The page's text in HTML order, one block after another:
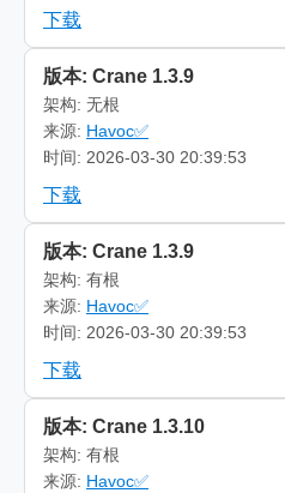
下载
版本: Crane 1.3.9
架构: 无根
来源: Havoc✅
时间: 2026-03-30 20:39:53
下载
版本: Crane 1.3.9
架构: 有根
来源: Havoc✅
时间: 2026-03-30 20:39:53
下载
版本: Crane 1.3.10
架构: 有根
来源: Havoc✅